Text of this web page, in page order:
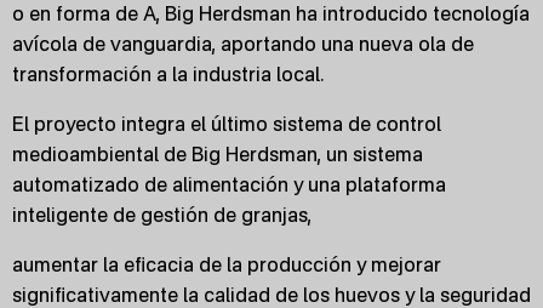
o en forma de A, Big Herdsman ha introducido tecnología
avícola de vanguardia, aportando una nueva ola de
transformación a la industria local.
El proyecto integra el último sistema de control
medioambiental de Big Herdsman, un sistema
automatizado de alimentación y una plataforma
inteligente de gestión de granjas,
aumentar la eficacia de la producción y mejorar
significativamente la calidad de los huevos y la seguridad